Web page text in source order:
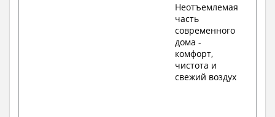
Неотъемлемая
часть
современного
дома -
комфорт,
чистота и
свежий воздух